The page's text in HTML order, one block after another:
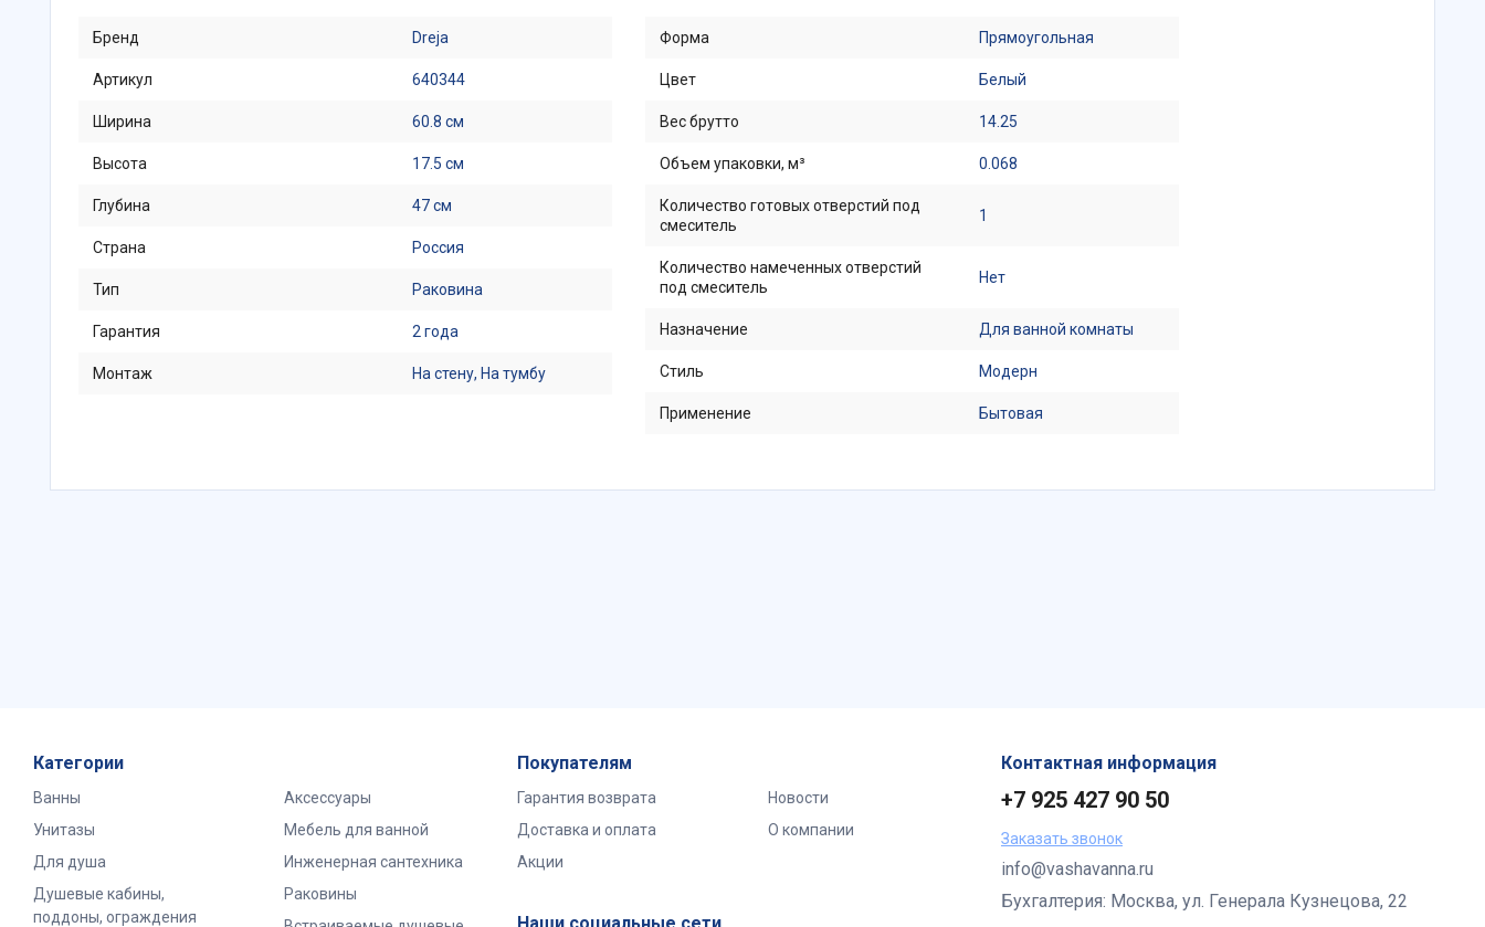
Бренд Dreja
Артикул 640344
Ширина 60.8 см
Высота 17.5 см
Глубина 47 см
Страна Россия
Тип Раковина
Гарантия 2 года
Монтаж На стену, На тумбу
Форма Прямоугольная
Цвет Белый
Вес брутто 14.25
Объем упаковки, м³ 0.068
Количество готовых отверстий под
смеситель
1
Количество намеченных отверстий
под смеситель
Нет
Назначение Для ванной комнаты
Стиль Модерн
Применение Бытовая
Категории
Ванны
Унитазы
Для душа
Душевые кабины,
поддоны, ограждения
Аксессуары
Мебель для ванной
Инженерная сантехника
Раковины
Покупателям
Гарантия возврата
Доставка и оплата
Акции
Новости
О компании
Контактная информация
+7 925 427 90 50
Заказать звонок
info@vashavanna.ru
Бухгалтерия: Москва, ул. Генерала Кузнецова, 22